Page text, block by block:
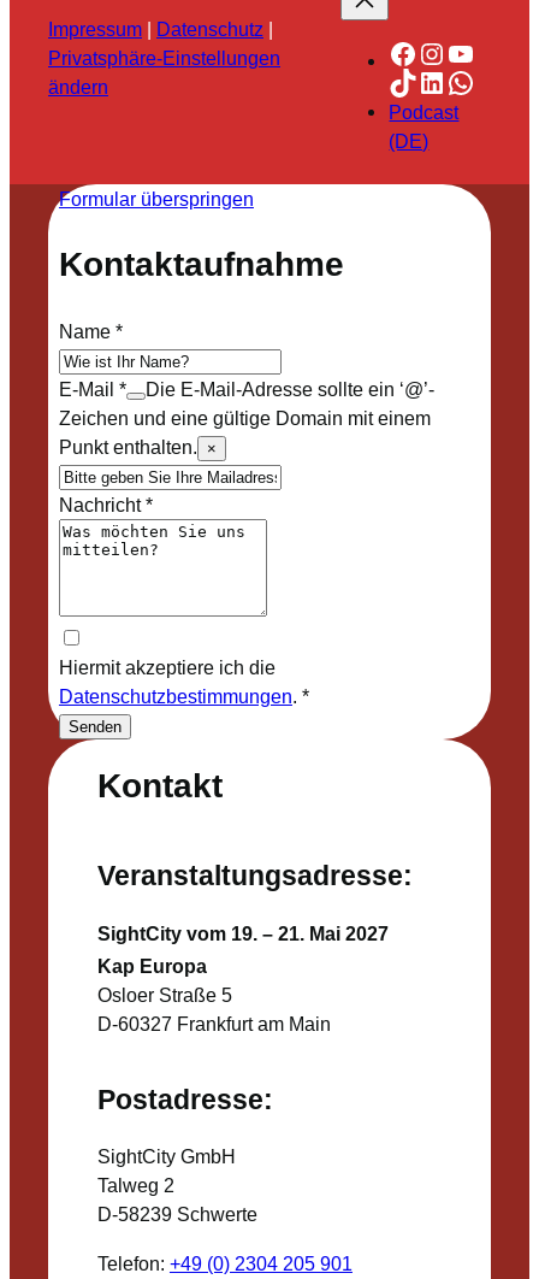
Impressum | Datenschutz |
Privatsphäre-Einstellungen
ändern
Facebook
TikTok
LinkedIn
Podcast
(DE)
Kontakt
Veranstaltungsadresse:
SightCity vom 19. – 21. Mai 2027
Kap Europa
Osloer Straße 5
D-60327 Frankfurt am Main
Postadresse:
SightCity GmbH
Talweg 2
D-58239 Schwerte
Telefon: +49 (0) 2304 205 901
Formular überspringen
Kontaktaufnahme
Name*
E-Mail *
Die E-Mail-Adresse sollte ein ‘@’-
Zeichen und eine gültige Domain mit einem
Punkt enthalten.
×
Nachricht*
Hiermit akzeptiere ich die
Datenschutzbestimmungen. *
Senden